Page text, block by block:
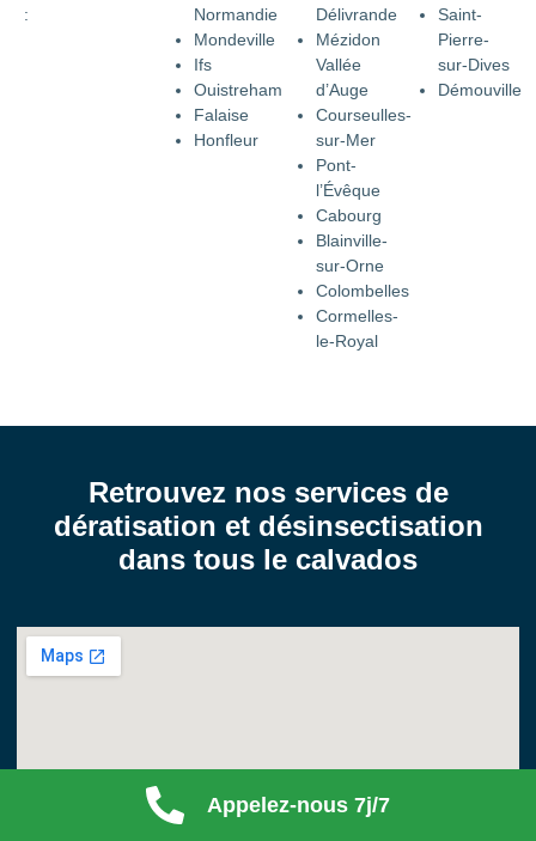
Appelez-nous 7j/7
:
Normandie
Mondeville
Ifs
Ouistreham
Falaise
Honfleur
Délivrande
Mézidon
Vallée
d’Auge
Courseulles-
sur-Mer
Pont-
l’Évêque
Cabourg
Blainville-
sur-Orne
Colombelles
Cormelles-
le-Royal
Saint-
Pierre-
sur-Dives
Démouville
Retrouvez nos services de
dératisation et désinsectisation
dans tous le calvados